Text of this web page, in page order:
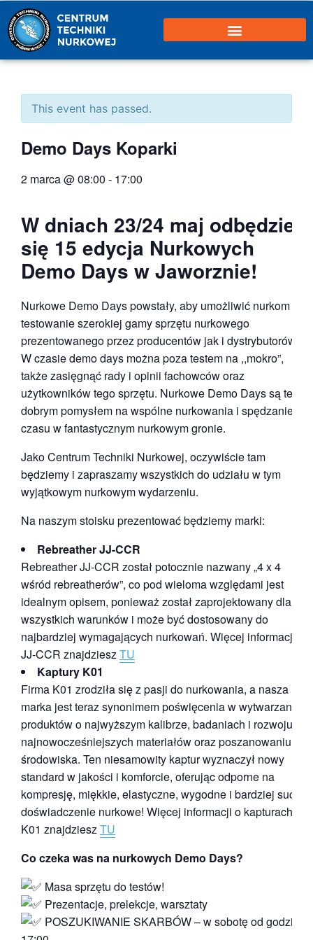
This event has passed.
Demo Days Koparki
2 marca @ 08:00 - 17:00
W dniach 23/24 maj odbędzie
się 15 edycja Nurkowych
Demo Days w Jaworznie!
Nurkowe Demo Days powstały, aby umożliwić nurkom
testowanie szerokiej gamy sprzętu nurkowego
prezentowanego przez producentów jak i dystrybutorów.
W czasie demo days można poza testem na ,,mokro”,
także zasięgnąć rady i opinii fachowców oraz
użytkowników tego sprzętu. Nurkowe Demo Days są też
dobrym pomysłem na wspólne nurkowania i spędzanie
czasu w fantastycznym nurkowym gronie.
Jako Centrum Techniki Nurkowej, oczywiście tam
będziemy i zapraszamy wszystkich do udziału w tym
wyjątkowym nurkowym wydarzeniu.
Na naszym stoisku prezentować będziemy marki:
Rebreather JJ-CCR
Rebreather JJ-CCR został potocznie nazwany „4 x 4
wśród rebreatherów”, co pod wieloma względami jest
idealnym opisem, ponieważ został zaprojektowany dla
wszystkich warunków i może być dostosowany do
najbardziej wymagających nurkowań. Więcej informacji o
JJ-CCR znajdzieszTU
Kaptury K01
Firma K01 zrodziła się z pasji do nurkowania, a nasza
marka jest teraz synonimem poświęcenia w wytwarzaniu
produktów o najwyższym kalibrze, badaniach i rozwoju
najnowocześniejszych materiałów oraz poszanowaniu
środowiska. Ten niesamowity kaptur wyznaczył nowy
standard w jakości i komforcie, oferując odporne na
kompresję, miękkie, elastyczne, wygodne i bardziej suche
doświadczenie nurkowe! Więcej informacji o kapturach
K01 znajdzieszTU
Co czeka was na nurkowych Demo Days?
Masa sprzętu do testów!
Prezentacje, prelekcje, warsztaty
POSZUKIWANIE SKARBÓW – w sobotę od godziny